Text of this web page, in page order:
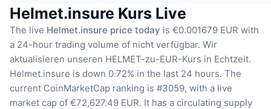
Helmet.insure Kurs Live
The live Helmet.insure price today is €0.001679 EUR with
a 24-hour trading volume of nicht verfügbar. Wir
aktualisieren unseren HELMET-zu-EUR-Kurs in Echtzeit.
Helmet.insure is down 0.72% in the last 24 hours. The
current CoinMarketCap ranking is #3059, with a live
market cap of €72,627.49 EUR. It has a circulating supply